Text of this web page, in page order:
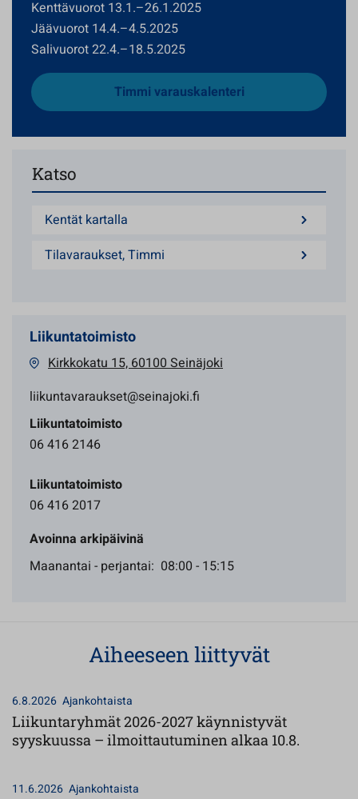
Kenttävuorot 13.1.–26.1.2025
Jäävuorot 14.4.–4.5.2025
Salivuorot 22.4.–18.5.2025
Timmi varauskalenteri
Katso
Kentät kartalla
Tilavaraukset, Timmi
Liikuntatoimisto
Kirkkokatu 15, 60100 Seinäjoki
liikuntavaraukset@seinajoki.fi
Liikuntatoimisto
06 416 2146
Liikuntatoimisto
06 416 2017
Avoinna arkipäivinä
Maanantai - perjantai: 08:00 - 15:15
Aiheeseen liittyvät
6.8.2026 Ajankohtaista
Liikuntaryhmät 2026-2027 käynnistyvät
syyskuussa – ilmoittautuminen alkaa 10.8.
11.6.2026 Ajankohtaista